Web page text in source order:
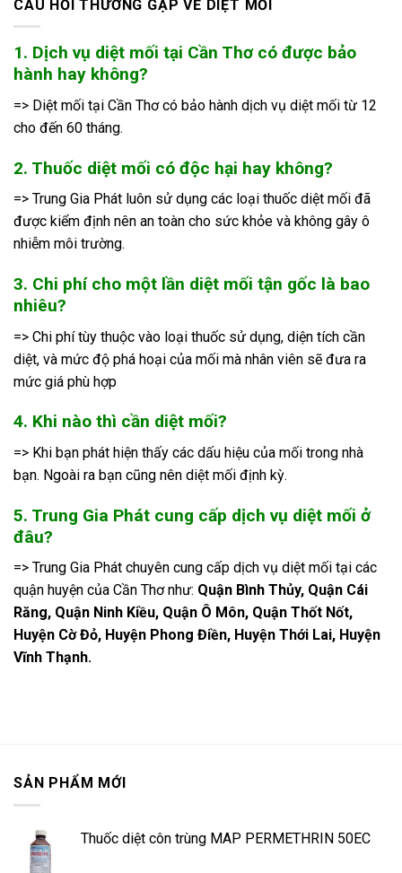
CÂU HỎI THƯỜNG GẶP VỀ DIỆT MỐI
1. Dịch vụ diệt mối tại Cần Thơ có được bảo
hành hay không?
=> Diệt mối tại Cần Thơ có bảo hành dịch vụ diệt mối từ 12
cho đến 60 tháng.
2. Thuốc diệt mối có độc hại hay không?
=> Trung Gia Phát luôn sử dụng các loại thuốc diệt mối đã
được kiểm định nên an toàn cho sức khỏe và không gây ô
nhiễm môi trường.
3. Chi phí cho một lần diệt mối tận gốc là bao
nhiêu?
=> Chi phí tùy thuộc vào loại thuốc sử dụng, diện tích cần
diệt, và mức độ phá hoại của mối mà nhân viên sẽ đưa ra
mức giá phù hợp
4. Khi nào thì cần diệt mối?
=> Khi bạn phát hiện thấy các dấu hiệu của mối trong nhà
bạn. Ngoài ra bạn cũng nên diệt mối định kỳ.
5. Trung Gia Phát cung cấp dịch vụ diệt mối ở
đâu?
=> Trung Gia Phát chuyên cung cấp dịch vụ diệt mối tại các
quận huyện của Cần Thơ như: Quận Bình Thủy, Quận Cái
Răng, Quận Ninh Kiều, Quận Ô Môn, Quận Thốt Nốt,
Huyện Cờ Đỏ, Huyện Phong Điền, Huyện Thới Lai, Huyện
Vĩnh Thạnh.
SẢN PHẨM MỚI
Thuốc diệt côn trùng MAP PERMETHRIN 50EC